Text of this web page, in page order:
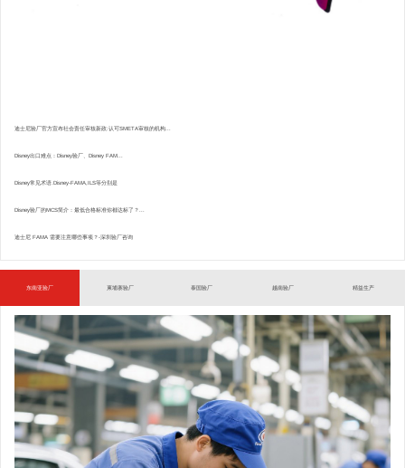
迪士尼验厂官方宣布社会责任审核新政:认可SMETA审核的机构...
Disney出口难点：Disney验厂、Disney FAM...
Disney常见术语.Disney-FAMA,ILS等分别是
Disney验厂的MCS简介：最低合格标准你都达标了？...
迪士尼 FAMA 需要注意哪些事项？-深圳验厂咨询
东南亚验厂 柬埔寨验厂 泰国验厂 越南验厂 精益生产